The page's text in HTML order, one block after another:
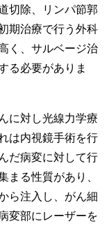
切除、リンパ節郭
期治療で行う外科
く、サルベージ治
る必要がありま
に対し光線力学療
は内視鏡手術を行
だ病変に対して行
る性質があり、
ら注入し、がん細
変部にレーザーを